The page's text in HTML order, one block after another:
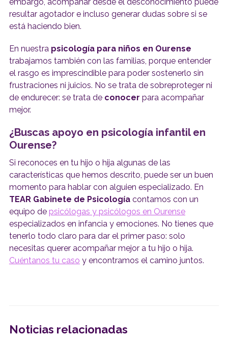
resultar agotador e incluso generar dudas sobre si se
está haciendo bien.
En nuestra psicología para niños en Ourense
trabajamos también con las familias, porque entender
el rasgo es imprescindible para poder sostenerlo sin
frustraciones ni juicios. No se trata de sobreproteger ni
de endurecer: se trata de conocer para acompañar
mejor.
¿Buscas apoyo en psicología infantil en
Ourense?
Si reconoces en tu hijo o hija algunas de las
características que hemos descrito, puede ser un buen
momento para hablar con alguien especializado. En
TEAR Gabinete de Psicologíacontamos con un
equipo de psicólogas y psicólogos en Ourense
especializados en infancia y emociones. No tienes que
tenerlo todo claro para dar el primer paso: solo
necesitas querer acompañar mejor a tu hijo o hija.
Cuéntanos tu caso y encontramos el camino juntos.
Noticias relacionadas